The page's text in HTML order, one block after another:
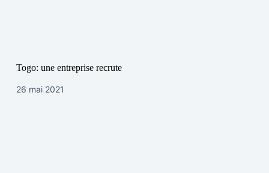
Togo: une entreprise recrute
26 mai 2021